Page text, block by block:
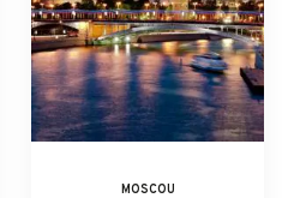
MOSCOU